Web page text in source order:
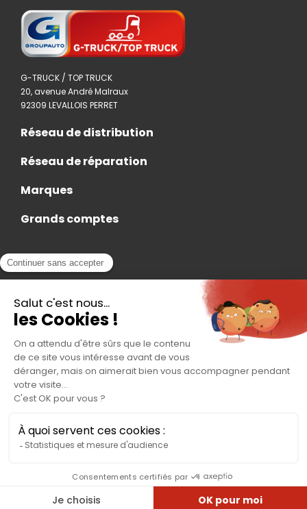
G-TRUCK / TOP TRUCK
20, avenue André Malraux
92309 LEVALLOIS PERRET
Réseau de distribution
Réseau de réparation
Marques
Grands comptes
Actualités
Contact
Accès Adhérent